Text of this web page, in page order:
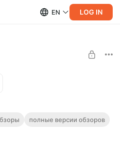
EN LOG IN
7 Remake - 2024
время новых свершений
полные версии обзоров